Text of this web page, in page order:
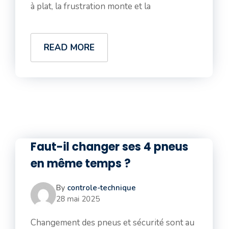
à plat, la frustration monte et la
READ MORE
Faut-il changer ses 4 pneus
en même temps ?
By controle-technique
28 mai 2025
Changement des pneus et sécurité sont au